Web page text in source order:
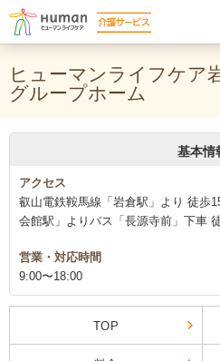
ヒューマンライフケア
グループホーム
基本情
アクセス
叡山電鉄鞍馬線「岩倉駅」より 徒歩
会館駅」よりバス「長源寺前」下車
営業・対応時間
9:00〜18:00
TOP